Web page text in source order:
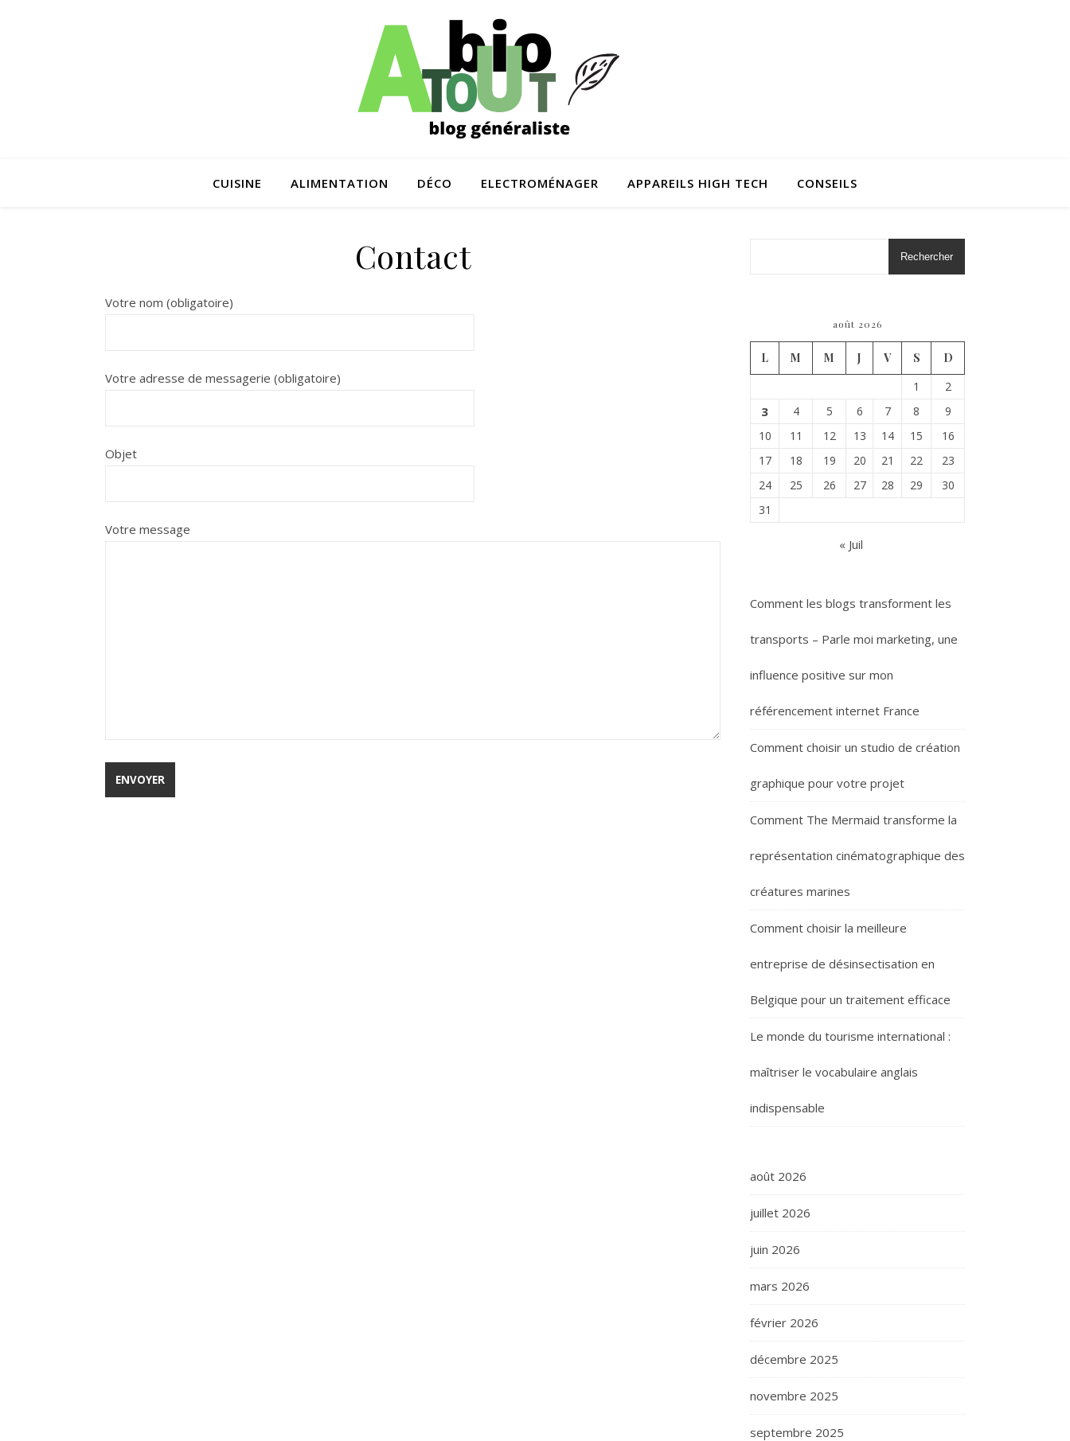
CUISINE ALIMENTATION DÉCO ELECTROMÉNAGER APPAREILS HIGH TECH CONSEILS
Contact
Votre nom (obligatoire)
Votre adresse de messagerie (obligatoire)
Objet
Votre message
Rechercher
août 2026
L M M J V S
D
1
2
3 4 5 6 7 8
9
10
11 12 13 14 15
16
17
18 19 20 21 22
23
24
25 26 27 28 29
30
31
« Juil
Comment les blogs transforment les
transports – Parle moi marketing, une
influence positive sur mon
référencement internet France
Comment choisir un studio de création
graphique pour votre projet
Comment The Mermaid transforme la
représentation cinématographique des
créatures marines
Comment choisir la meilleure
entreprise de désinsectisation en
Belgique pour un traitement efficace
Le monde du tourisme international :
maîtriser le vocabulaire anglais
indispensable
août 2026
juillet 2026
juin 2026
mars 2026
février 2026
décembre 2025
novembre 2025
septembre 2025